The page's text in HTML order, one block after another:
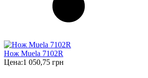
Нож Muela 7102R
Цена:1 050,75 грн